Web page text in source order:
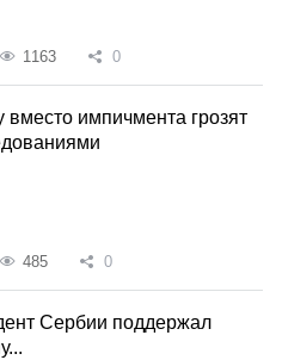
1163 0
вместо импичмента грозят
485 0
Сербии поддержал